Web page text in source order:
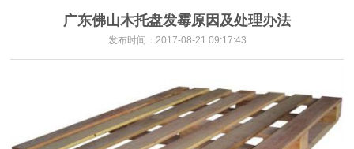
广东佛山木托盘发霉原因及处理办法
发布时间：2017-08-21 09:17:43